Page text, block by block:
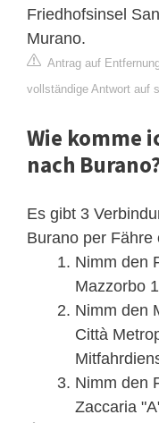
Friedhofsinsel
Murano.
Antrag auf
vollständige Antwort auf
Wie komme
nach
Es gibt 3
Burano per
Nimm den
Mazzorbo
Nimm den
Città
Nimm den
Zaccaria